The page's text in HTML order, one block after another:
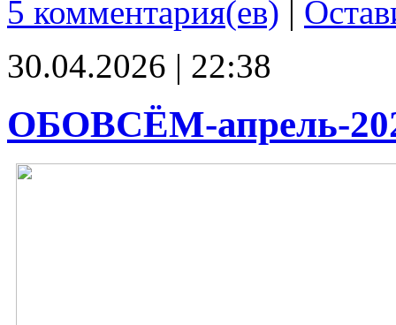
5 комментария(ев) |
30.04.2026 | 22:38
ОБОВСЁМ-апрель-